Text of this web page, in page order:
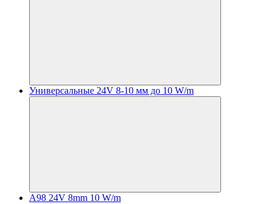
Универсальные 24V 8-10 мм до 10 W/m
A98 24V 8mm 10 W/m